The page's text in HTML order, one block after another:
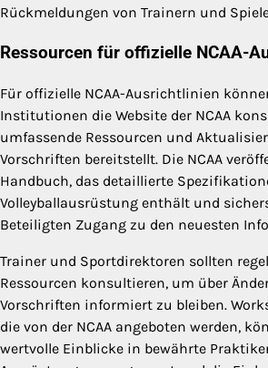
Rückmeldungen von Trainern und
Ressourcen für offizielle NCAA-
Für offizielle NCAA-Ausrichtlinien
Institutionen die Website der NCAA
umfassende Ressourcen und
Vorschriften bereitstellt. Die NCAA
Handbuch, das detaillierte
Volleyballausrüstung enthält und
Beteiligten Zugang zu den neuesten
Trainer und Sportdirektoren sollten
Ressourcen konsultieren, um über
Vorschriften informiert zu bleiben.
die von der NCAA angeboten werden,
wertvolle Einblicke in bewährte